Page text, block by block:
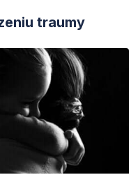
& León, L. (2008).
ira: de la
psicológica.Reme,
servlet/articulo?
traumy